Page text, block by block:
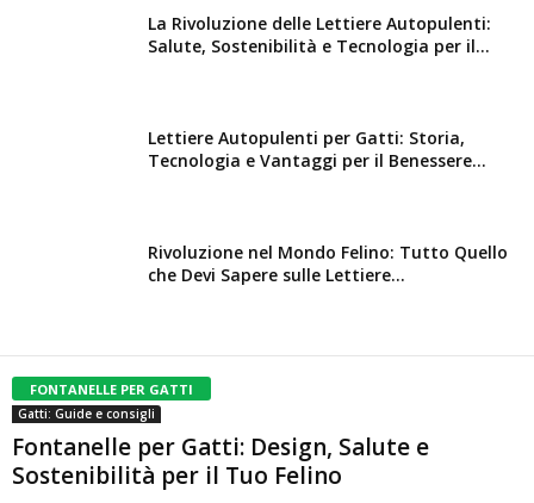
La Rivoluzione delle Lettiere Autopulenti:
Salute, Sostenibilità e Tecnologia per il...
Lettiere Autopulenti per Gatti: Storia,
Tecnologia e Vantaggi per il Benessere...
Rivoluzione nel Mondo Felino: Tutto Quello
che Devi Sapere sulle Lettiere...
FONTANELLE PER GATTI
Gatti: Guide e consigli
Fontanelle per Gatti: Design, Salute e
Sostenibilità per il Tuo Felino